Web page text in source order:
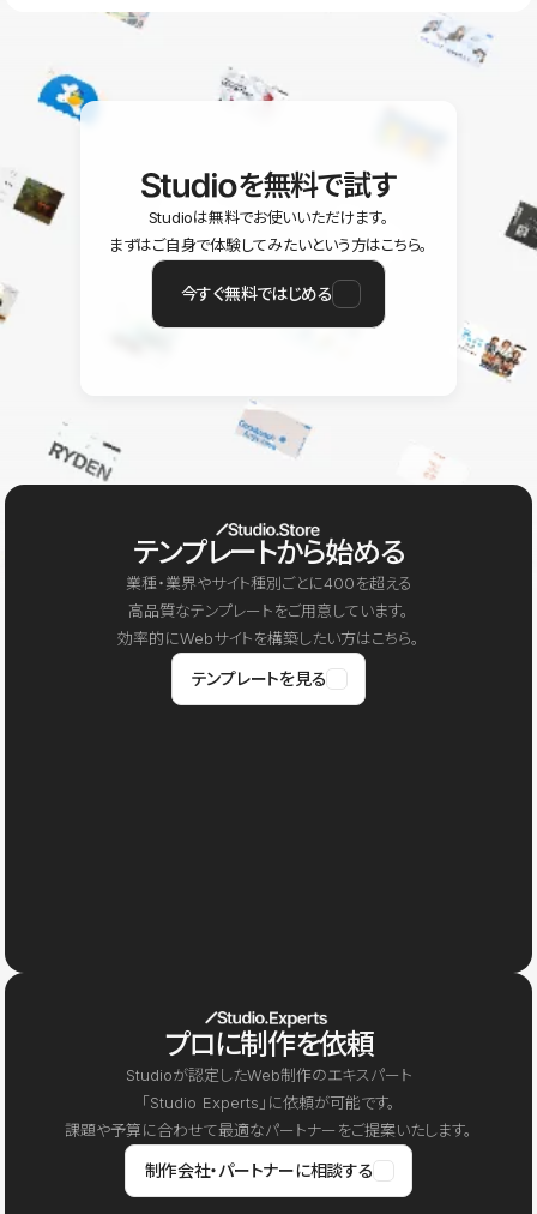
ユーザー同士で質問・相談できるコミュニティもご利用ください。
を無料で試す
Studioは無料でお使いいただけます。
まずはご自身で体験してみたいという方はこちら。
今すぐ無料ではじめる
テンプレートから始める
業種・業界やサイト種別ごとに400を超える
高品質なテンプレートをご用意しています。
効率的にWebサイトを構築したい方はこちら。
テンプレートを見る
プロに制作を依頼
Studioが認定したWeb制作のエキスパート
「Studio Experts」に依頼が可能です。
課題や予算に合わせて最適なパートナーをご提案いたします。
制作会社・パートナーに相談する